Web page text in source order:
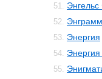
51.
52.
53. Энергия
54. Энергия
55.